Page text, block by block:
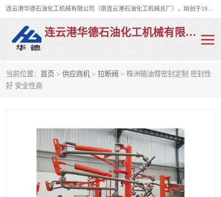
连云港华德石油化工机械有限公司（原连云港石油化工机械总厂），始创于1982年，是从事码头船用流体装卸臂、陆用流体装卸臂（鹤管）、活动梯、钢构平台、定量装车系统等全系列流体装卸设备的设计、制造、销售以及服务的专业供应商。
连云港华德石油化工机械有限公司
当前位置： 首页 > 供应商机 > 拉断阀 > 株洲输油臂密封定制 密封性
好 安全性高
陆用流体装卸臂
LNG鹤管 活动梯
平台栈桥 卸车鹤管
装车鹤管 输油臂